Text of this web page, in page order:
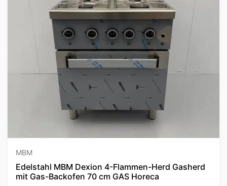
MBM
Edelstahl MBM Dexion 4-Flammen-Herd Gasherd
mit Gas-Backofen 70 cm GAS Horeca